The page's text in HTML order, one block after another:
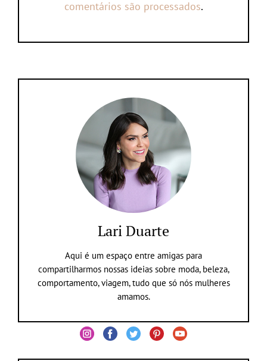
comentários são processados.
Lari Duarte
Aqui é um espaço entre amigas para
compartilharmos nossas ideias sobre moda, beleza,
comportamento, viagem, tudo que só nós mulheres
amamos.